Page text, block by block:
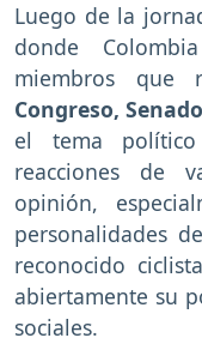
Luego de la
donde
miembros que
Congreso,
el tema
reacciones de
opinión,
personalidades
reconocido ciclista
abiertamente su
sociales.